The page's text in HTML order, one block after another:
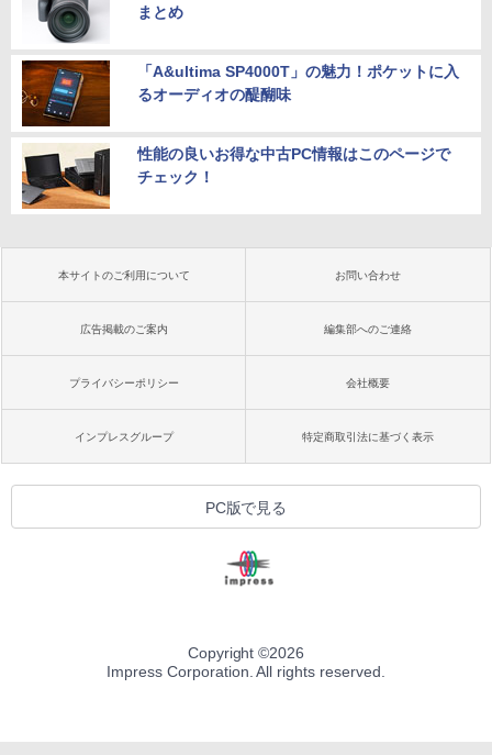
まとめ
「A&ultima SP4000T」の魅力！ポケットに入
るオーディオの醍醐味
性能の良いお得な中古PC情報はこのページで
チェック！
本サイトのご利用について お問い合わせ
広告掲載のご案内 編集部へのご連絡
プライバシーポリシー 会社概要
インプレスグループ 特定商取引法に基づく表示
PC版で見る
Copyright ©2026
Impress Corporation. All rights reserved.